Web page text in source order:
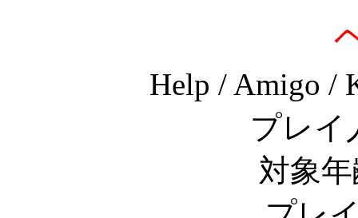
Help / Amigo /
プレイ
対象